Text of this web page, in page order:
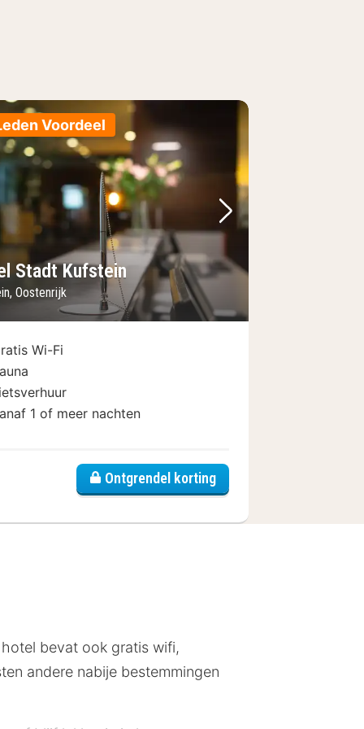
Voordeel
foto
Volgende foto
Stadt Kufstein
Oostenrijk
Wi-Fi
1 of meer nachten
Ontgrendel korting
bevat ook gratis wifi,
andere nabije bestemmingen